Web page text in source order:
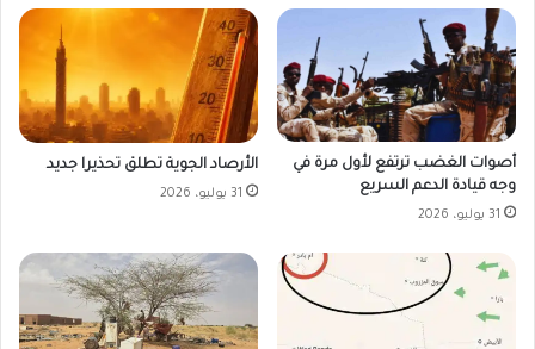
أصوات الغضب ترتفع لأول مرة في
وجه قيادة الدعم السريع
31 يوليو، 2026
الأرصاد الجوية تطلق تحذيرا جديد
31 يوليو، 2026